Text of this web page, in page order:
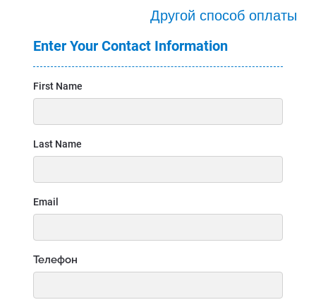
Другой способ оплаты